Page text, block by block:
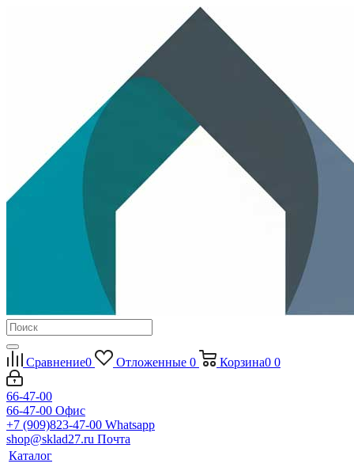
Сравнение0 Отложенные 0 Корзина0 0
66-47-00
66-47-00 Офис
+7 (909)823-47-00 Whatsapp
shop@sklad27.ru Почта
Каталог